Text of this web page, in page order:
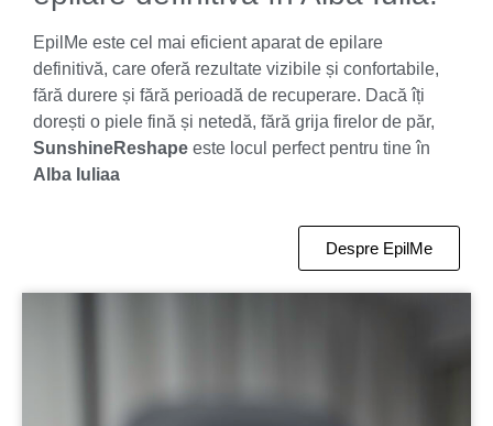
EpilMe este cel mai eficient aparat de epilare
definitivă, care oferă rezultate vizibile și confortabile,
fără durere și fără perioadă de recuperare. Dacă îți
dorești o piele fină și netedă, fără grija firelor de păr,
SunshineReshape este locul perfect pentru tine în
Alba Iuliaa
Despre EpilMe